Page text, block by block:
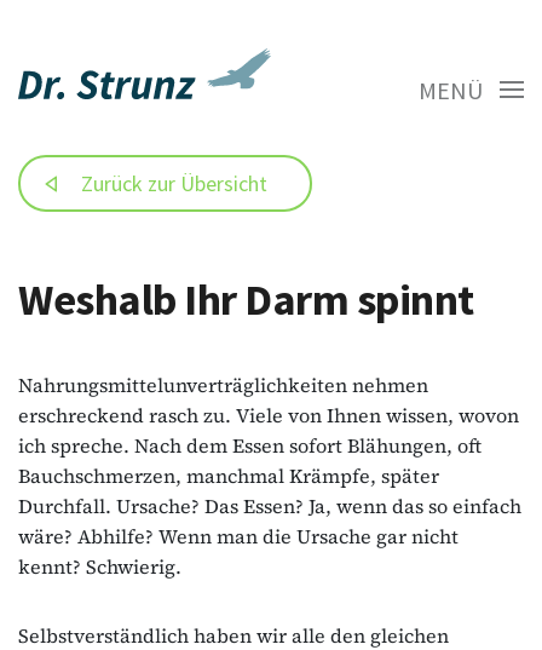
MENÜ
Zurück zur Übersicht
Weshalb Ihr Darm spinnt
Nahrungsmittelunverträglichkeiten nehmen
erschreckend rasch zu. Viele von Ihnen wissen, wovon
ich spreche. Nach dem Essen sofort Blähungen, oft
Bauchschmerzen, manchmal Krämpfe, später
Durchfall. Ursache? Das Essen? Ja, wenn das so einfach
wäre? Abhilfe? Wenn man die Ursache gar nicht
kennt? Schwierig.
Selbstverständlich haben wir alle den gleichen